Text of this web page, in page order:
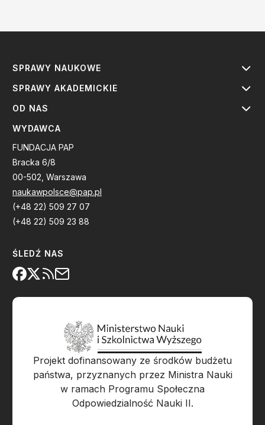
SPRAWY NAUKOWE
SPRAWY AKADEMICKIE
OD NAS
WYDAWCA
FUNDACJA PAP
Bracka 6/8
00-502, Warszawa
naukawpolsce@pap.pl
(+48 22) 509 27 07
(+48 22) 509 23 88
ŚLEDŹ NAS
Projekt dofinansowany ze środków budżetu
państwa, przyznanych przez Ministra Nauki
w ramach Programu Społeczna
Odpowiedzialność Nauki II.